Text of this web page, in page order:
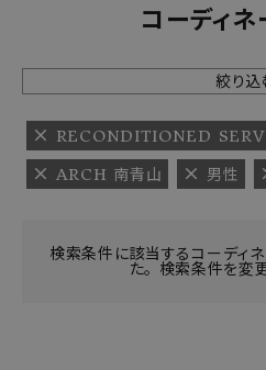
NEW ARRIVAL
ARCH EXCLUSIVE
BRAND
CATEGORY
コーディネ
絞り込
RECONDITIONED
ARCH 南青山
男性
検索条件に該当するコーディ
た。 検索条件を変